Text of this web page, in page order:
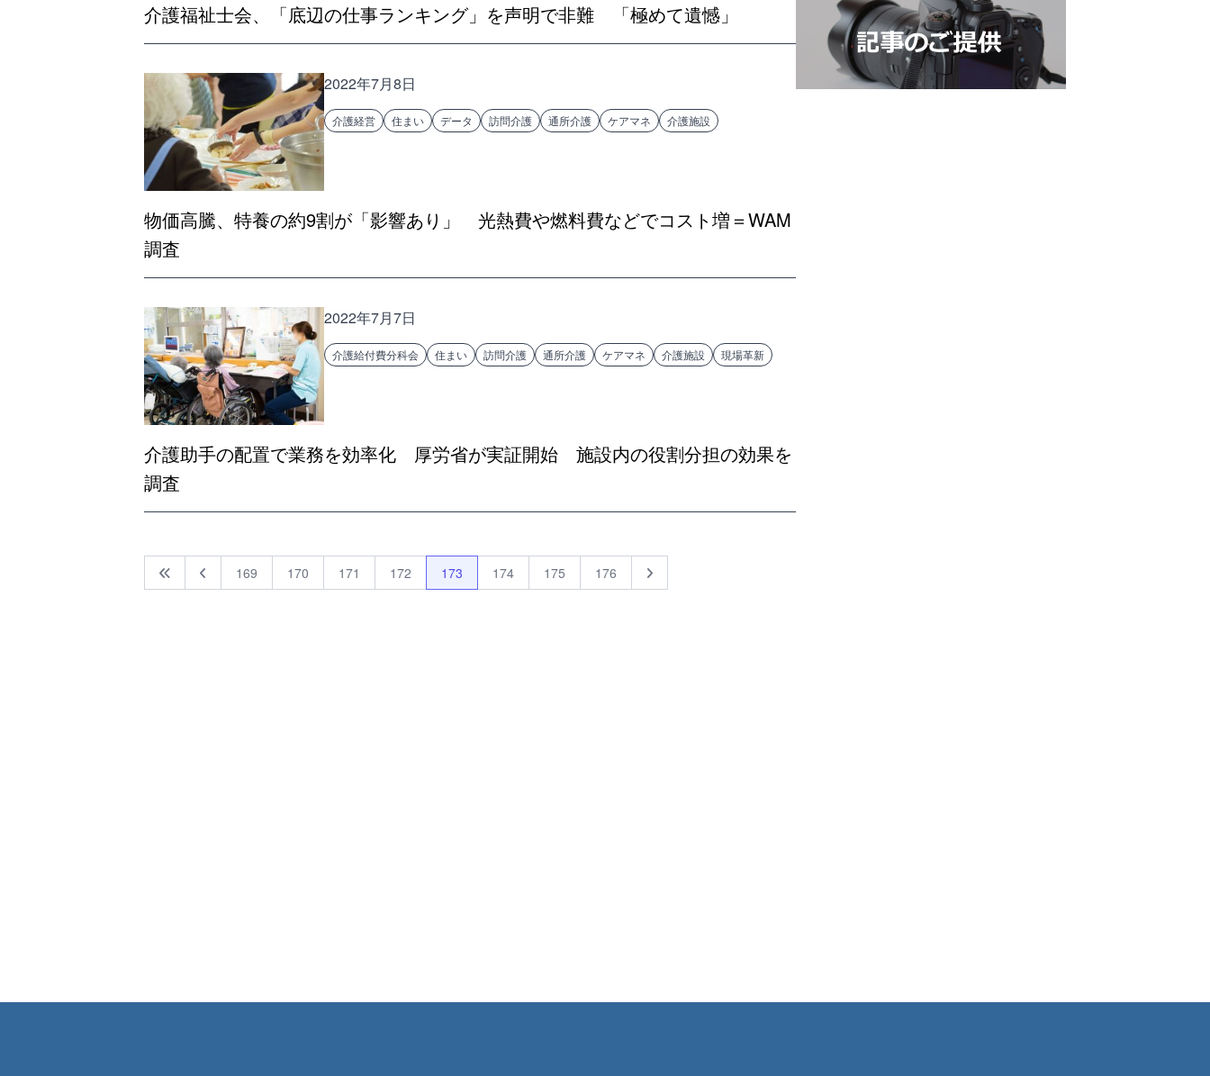
介護福祉士会、「底辺の仕事ランキング」を声明で非難 「極めて遺憾」
2022年7月8日
介護経営 住まい データ 訪問介護 通所介護 ケアマネ 介護施設
物価高騰、特養の約9割が「影響あり」 光熱費や燃料費などでコスト増＝WAM
調査
2022年7月7日
介護給付費分科会 住まい 訪問介護 通所介護 ケアマネ 介護施設 現場革新
介護助手の配置で業務を効率化 厚労省が実証開始 施設内の役割分担の効果を
調査
169 170 171 172 173 174 175 176